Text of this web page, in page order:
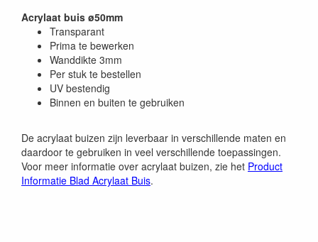
Acrylaat buis ø50mm
Transparant
Prima te bewerken
Wanddikte 3mm
Per stuk te bestellen
UV bestendig
Binnen en buiten te gebruiken
De acrylaat buizen zijn leverbaar in verschillende maten en
daardoor te gebruiken in veel verschillende toepassingen.
Voor meer informatie over acrylaat buizen, zie het Product
Informatie Blad Acrylaat Buis.